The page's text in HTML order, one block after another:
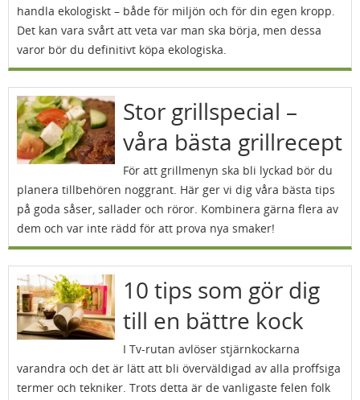
handla ekologiskt – både för miljön och för din egen kropp.
Det kan vara svårt att veta var man ska börja, men dessa
varor bör du definitivt köpa ekologiska.
Stor grillspecial –
våra bästa grillrecept
För att grillmenyn ska bli lyckad bör du
planera tillbehören noggrant. Här ger vi dig våra bästa tips
på goda såser, sallader och röror. Kombinera gärna flera av
dem och var inte rädd för att prova nya smaker!
10 tips som gör dig
till en bättre kock
I Tv-rutan avlöser stjärnkockarna
varandra och det är lätt att bli överväldigad av alla proffsiga
termer och tekniker. Trots detta är de vanligaste felen folk